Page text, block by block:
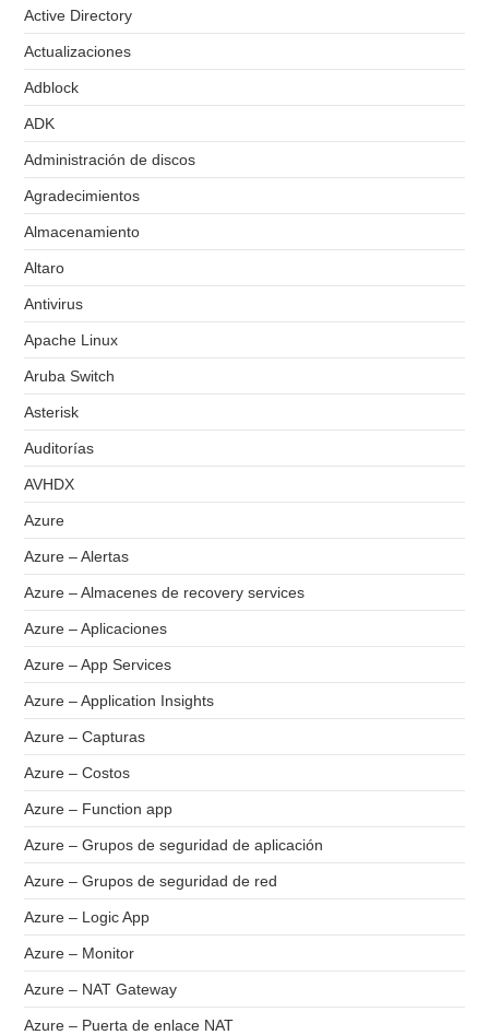
Active Directory
Actualizaciones
Adblock
ADK
Administración de discos
Agradecimientos
Almacenamiento
Altaro
Antivirus
Apache Linux
Aruba Switch
Asterisk
Auditorías
AVHDX
Azure
Azure – Alertas
Azure – Almacenes de recovery services
Azure – Aplicaciones
Azure – App Services
Azure – Application Insights
Azure – Capturas
Azure – Costos
Azure – Function app
Azure – Grupos de seguridad de aplicación
Azure – Grupos de seguridad de red
Azure – Logic App
Azure – Monitor
Azure – NAT Gateway
Azure – Puerta de enlace NAT